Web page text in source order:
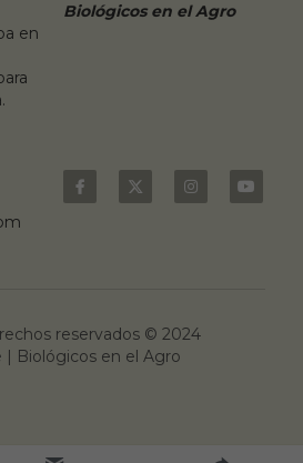
en
Biológicos en el Agro
reservados © 2024
| Biológicos en el Agro